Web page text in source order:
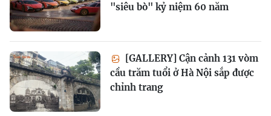
"siêu bò" kỷ niệm 60 năm
[GALLERY] Cận cảnh 131 vòm
cầu trăm tuổi ở Hà Nội sắp được
chỉnh trang